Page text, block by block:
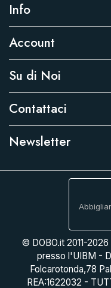
Info
Account
Su di Noi
Contattaci
Newsletter
© DOBO.it 2011-
presso l'UIBM -
Folcarotonda,78
REA:1622032 -